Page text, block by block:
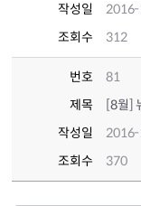
작성일
조회수
312
번호
81
제목
[8월]
작성일
조회수
370